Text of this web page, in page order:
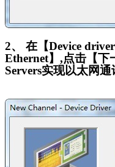
2、 在【Device
Ethernet】,点击【下
Servers实现以太网